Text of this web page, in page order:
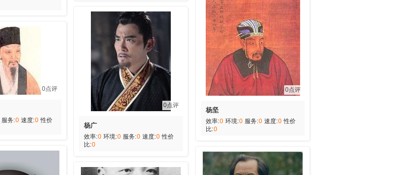
0点评
服务:0 速度:0 性价
0点评
杨广
效率:0 环境:0 服务:0 速度:0 性价
比:0
0点评
杨坚
效率:0 环境:0 服务:0 速度:0 性价
比:0